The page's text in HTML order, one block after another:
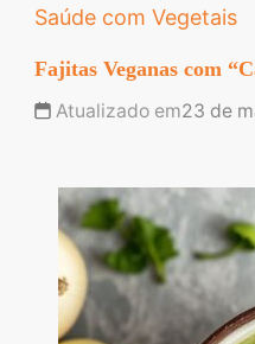
Saúde com Vegetais
Fajitas Veganas com
Atualizado em23 de